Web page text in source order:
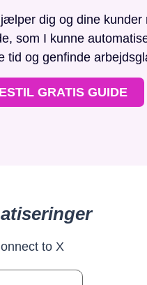
dig og dine kunder
som I kunne
tid og genfinde
GRATIS GUIDE
to X